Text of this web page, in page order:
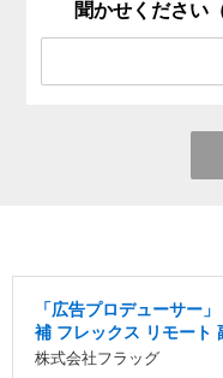
聞かせください
「広告プロデューサー
補 フレックス リモート
株式会社フラッグ